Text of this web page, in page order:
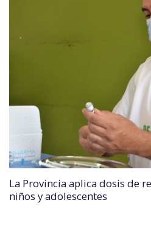
La Provincia aplica dosis de
niños y adolescentes